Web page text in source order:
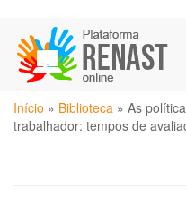
para
conteúdo
principal
Você
está
Início » Biblioteca » As
trabalhador: tempos de